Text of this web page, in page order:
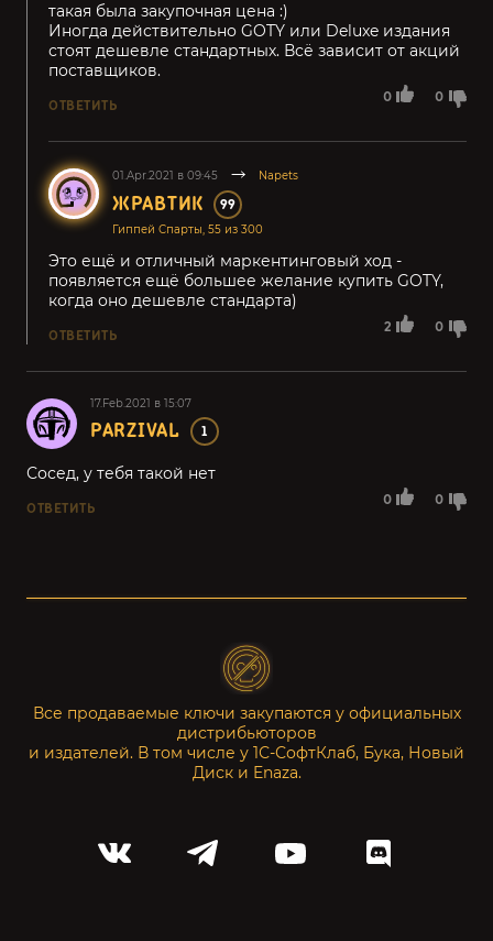
0 0
такая была закупочная цена :)
Иногда действительно GOTY или Deluxe издания
стоят дешевле стандартных. Всё зависит от акций
поставщиков.
ОТВЕТИТЬ
01.Apr.2021 в 09:45 Napets
ЖРАВТИК 99
Гиппей Спарты, 55 из 300
2 0
Это ещё и отличный маркентинговый ход -
появляется ещё большее желание купить GOTY,
когда оно дешевле стандарта)
ОТВЕТИТЬ
17.Feb.2021 в 15:07
PARZIVAL 1
0 0
Сосед, у тебя такой нет
ОТВЕТИТЬ
Все продаваемые ключи закупаются у официальных
дистрибьюторов
и издателей. В том числе у 1С-СофтКлаб, Бука, Новый
Диск и Enaza.